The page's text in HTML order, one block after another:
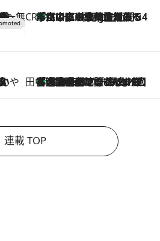
所へ
で体験 CREA'S CHOICE
11 Hours Ago
「立川にも歌舞伎があるんだよ」 片岡仁左衛門・市川中車ら豪華座組みで4年目の立川立飛歌舞伎へ
ーヌ 田中稲の勝手に再ブーム
2026.8.7
「湘南乃風に憧れて」観客大盛上がりの“タオル回し”に、ラッパー顔負けの高速歌唱まで…さだまさし（74）のアグレッシブすぎる現在地
連載 TOP